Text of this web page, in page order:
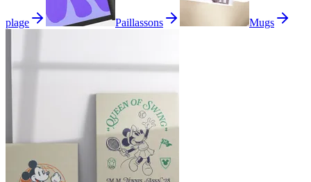
plage Paillassons Mugs